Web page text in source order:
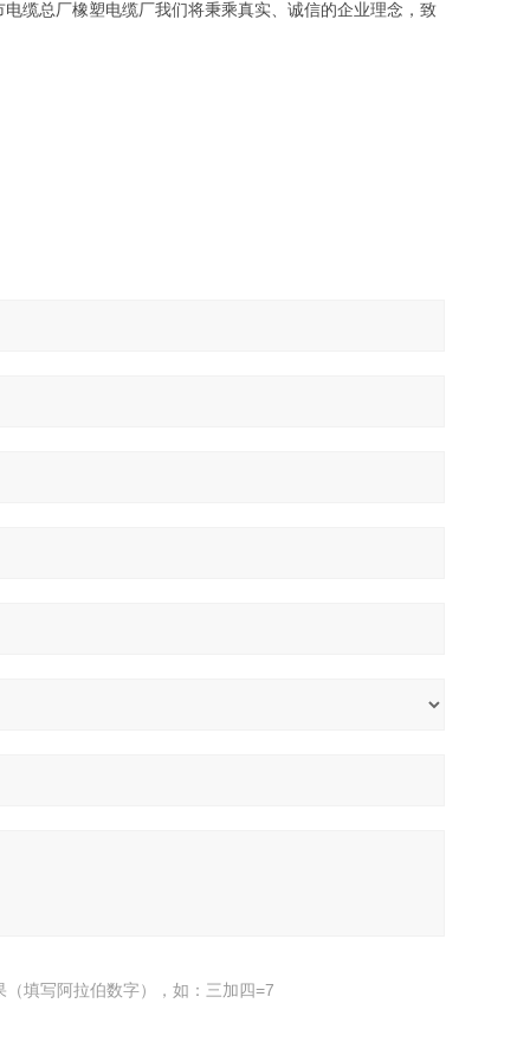
缆总厂橡塑电缆厂我们将秉乘真实、诚信的企业理念，致
（填写阿拉伯数字），如：三加四=7